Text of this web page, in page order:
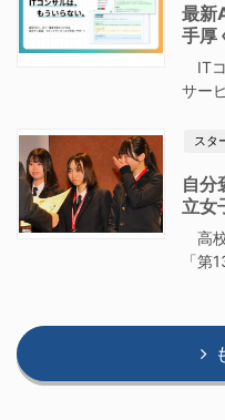
最新
手
ITコ
サー
スタ
自
立女
高
「第